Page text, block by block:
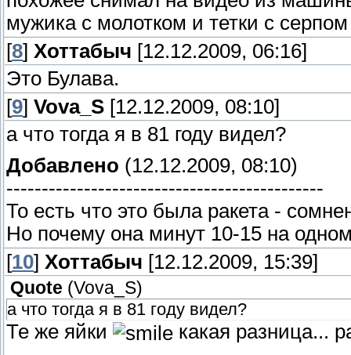
мужика с молотком и тетки с
[8] Хоттабыч [12.12.2009, 06:16]
Это Булава.
[9] Vova_S [12.12.2009, 08:10]
а что тогда я в 81 году видел?
Добавлено (12.12.2009, 08:10)
---------------------------------------------
То есть что это была ракета -
Но почему она минут 10-15 на
[10] Хоттабыч [12.12.2009, 15:39]
Quote (Vova_S)
а что тогда я в 81 году видел?
Те же яйки
какая разница...